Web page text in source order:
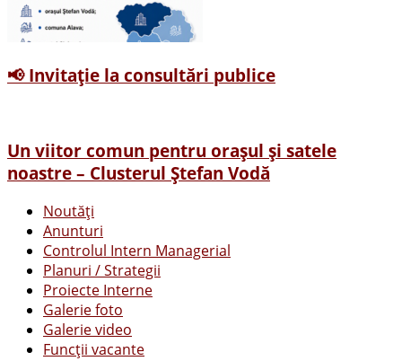
📢 Invitație la consultări publice
Un viitor comun pentru orașul și satele
noastre – Clusterul Ștefan Vodă
Noutăți
Anunturi
Controlul Intern Managerial
Planuri / Strategii
Proiecte Interne
Galerie foto
Galerie video
Funcții vacante